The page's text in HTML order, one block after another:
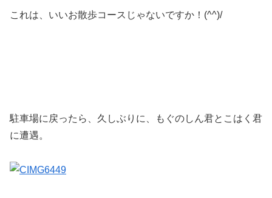
これは、いいお散歩コースじゃないですか！(^^)/
駐車場に戻ったら、久しぶりに、もぐのしん君とこはく君
に遭遇。